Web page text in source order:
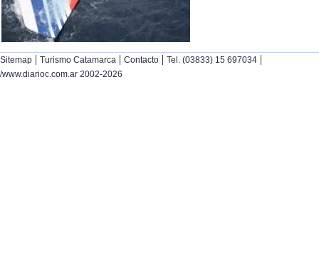
Sitemap | Turismo Catamarca | Contacto | Tel. (03833) 15 697034 |
/www.diarioc.com.ar 2002-2026